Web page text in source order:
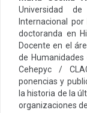
Universidad
Internacional
doctoranda en
Docente en el
de
Cehepyc /
ponencias y
la historia de la
organizaciones